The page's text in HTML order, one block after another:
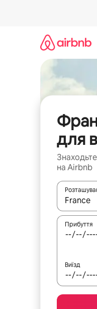
для
на Airbnb
Прибуття
Виїзд